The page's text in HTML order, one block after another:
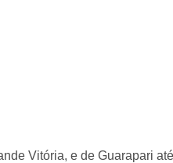
Vitória, e de Guarapari